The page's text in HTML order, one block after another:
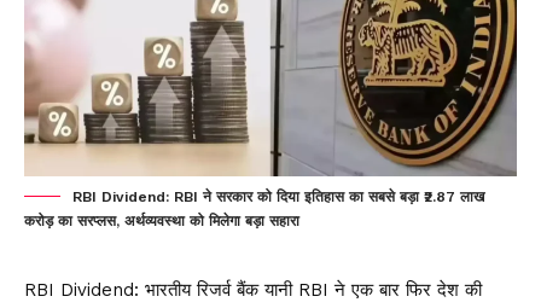
RBI Dividend: RBI ने सरकार को दिया इतिहास का सबसे बड़ा ₹2.87 लाख
करोड़ का सरप्लस, अर्थव्यवस्था को मिलेगा बड़ा सहारा
RBI Dividend: भारतीय रिजर्व बैंक यानी RBI ने एक बार फिर देश की